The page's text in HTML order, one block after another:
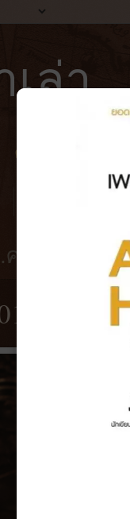
ล่า
คาเฟ่
. 2568
ไม่